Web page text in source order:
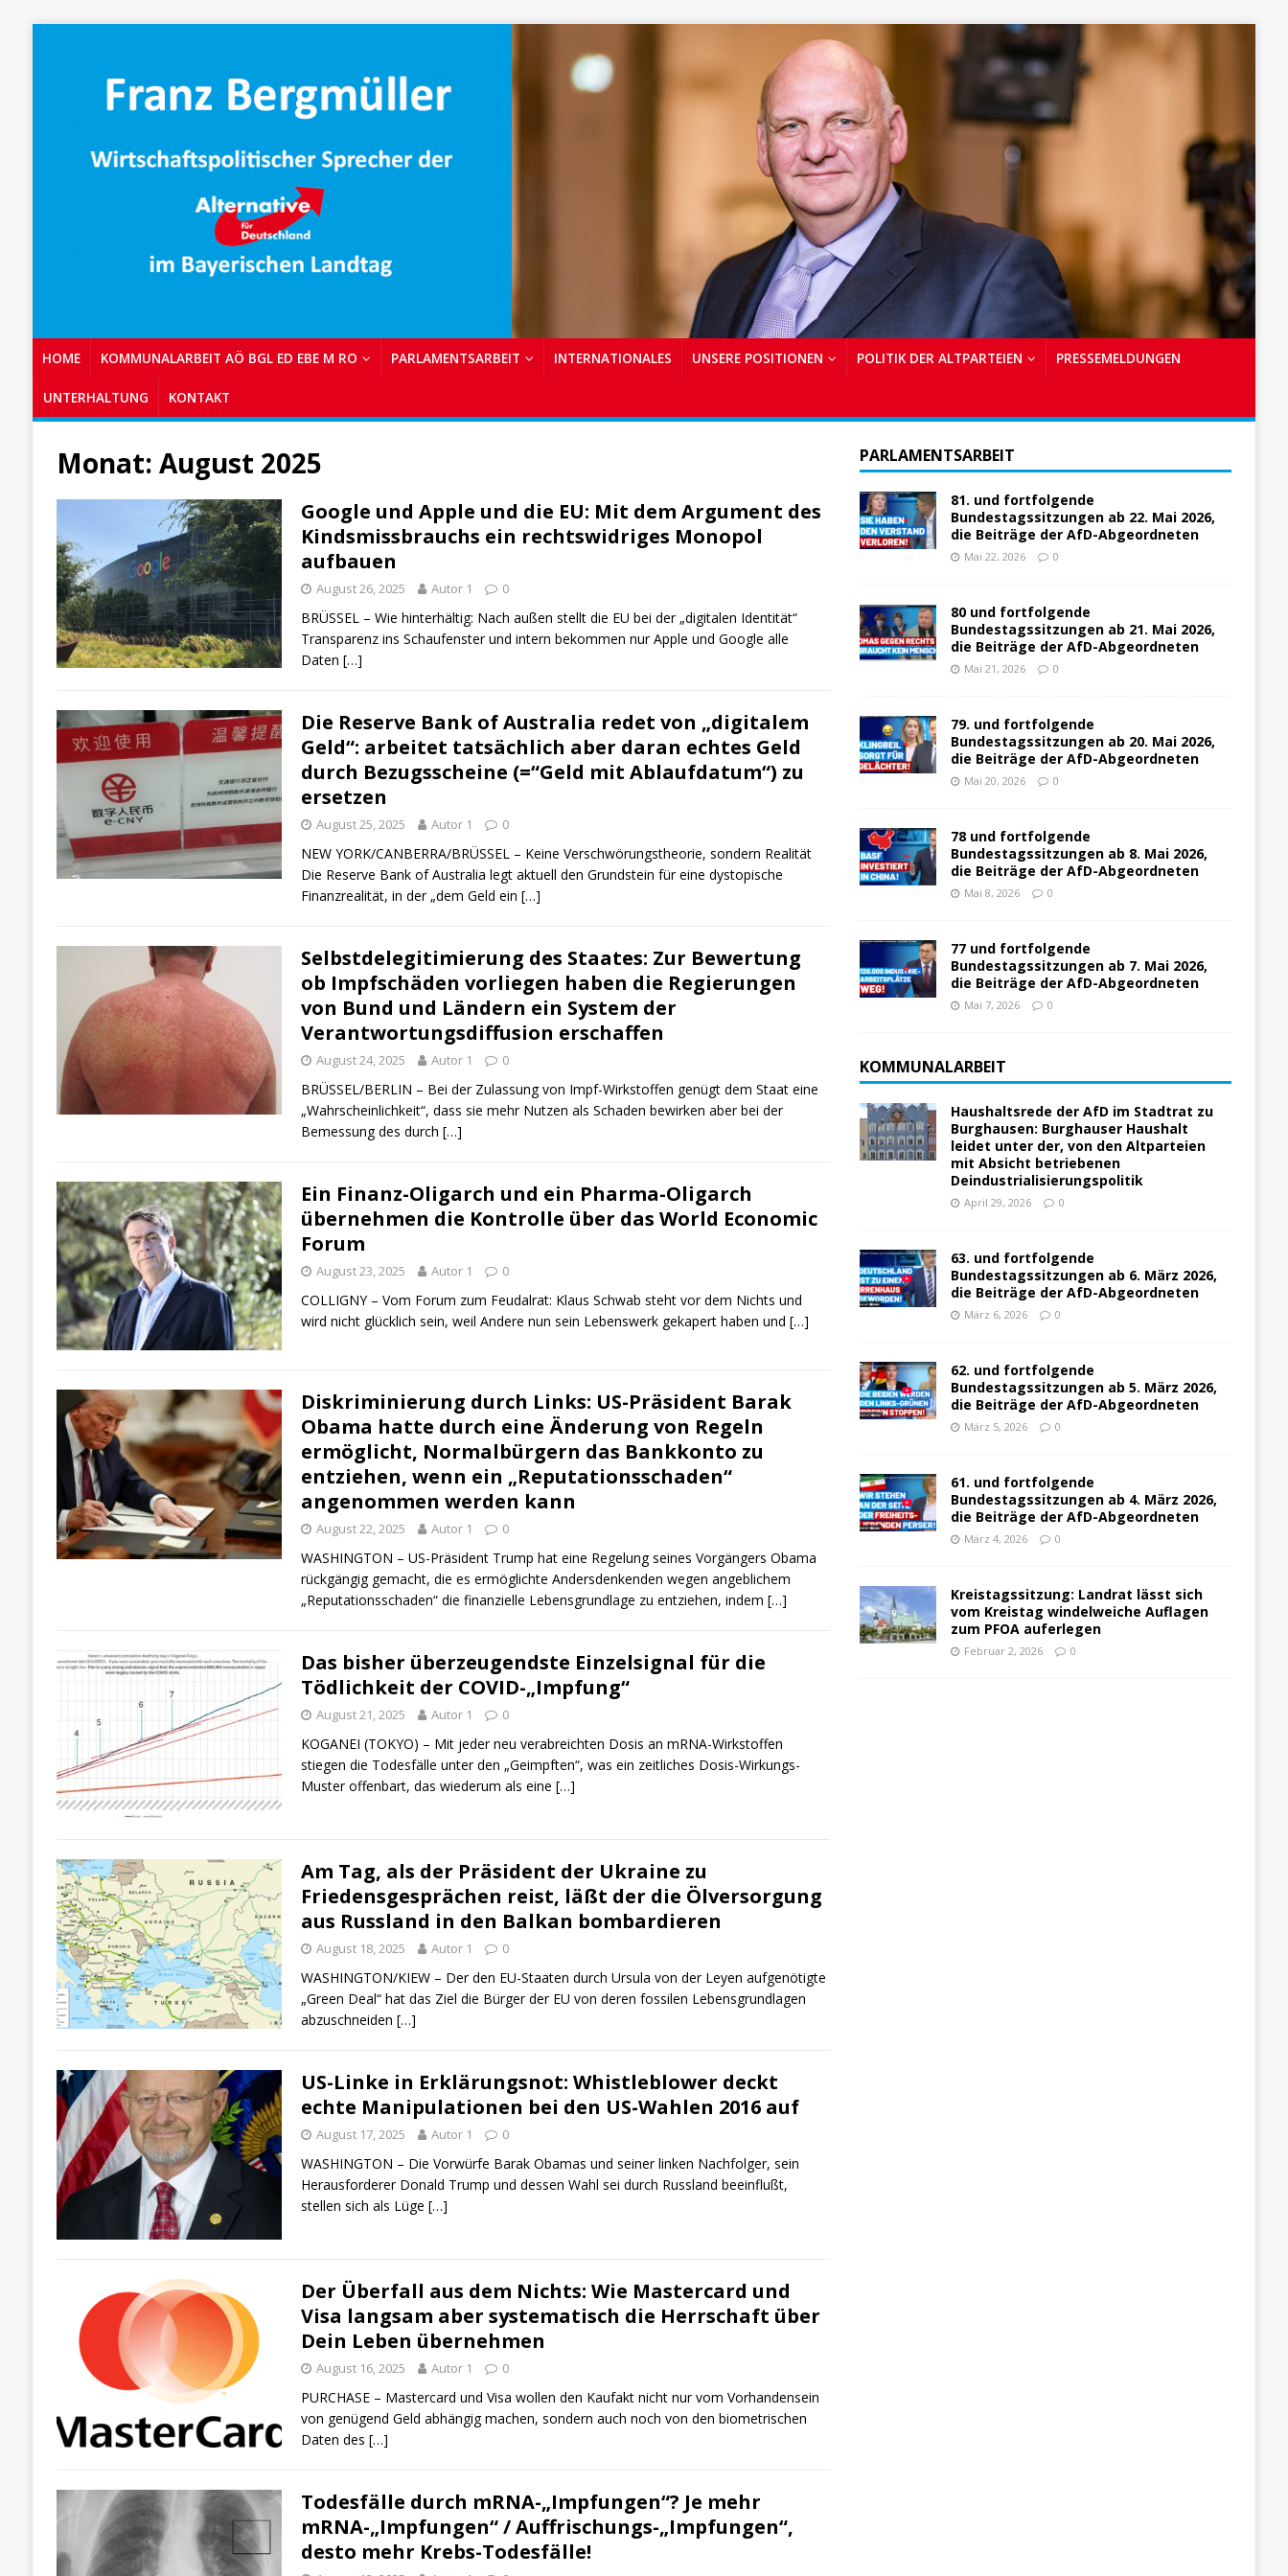
HOME KOMMUNALARBEIT AÖ BGL ED EBE M RO PARLAMENTSARBEIT INTERNATIONALES UNSERE POSITIONEN POLITIK DER ALTPARTEIEN PRESSEMELDUNGEN
UNTERHALTUNG KONTAKT
Monat: August 2025
Google und Apple und die EU: Mit dem Argument des
Kindsmissbrauchs ein rechtswidriges Monopol
aufbauen
August 26, 2025 Autor 1 0
BRÜSSEL – Wie hinterhältig: Nach außen stellt die EU bei der „digitalen Identität“
Transparenz ins Schaufenster und intern bekommen nur Apple und Google alle
Daten […]
Die Reserve Bank of Australia redet von „digitalem
Geld“: arbeitet tatsächlich aber daran echtes Geld
durch Bezugsscheine (=“Geld mit Ablaufdatum“) zu
ersetzen
August 25, 2025 Autor 1 0
NEW YORK/CANBERRA/BRÜSSEL – Keine Verschwörungstheorie, sondern Realität
Die Reserve Bank of Australia legt aktuell den Grundstein für eine dystopische
Finanzrealität, in der „dem Geld ein […]
Selbstdelegitimierung des Staates: Zur Bewertung
ob Impfschäden vorliegen haben die Regierungen
von Bund und Ländern ein System der
Verantwortungsdiffusion erschaffen
August 24, 2025 Autor 1 0
BRÜSSEL/BERLIN – Bei der Zulassung von Impf-Wirkstoffen genügt dem Staat eine
„Wahrscheinlichkeit“, dass sie mehr Nutzen als Schaden bewirken aber bei der
Bemessung des durch […]
Ein Finanz-Oligarch und ein Pharma-Oligarch
übernehmen die Kontrolle über das World Economic
Forum
August 23, 2025 Autor 1 0
COLLIGNY – Vom Forum zum Feudalrat: Klaus Schwab steht vor dem Nichts und
wird nicht glücklich sein, weil Andere nun sein Lebenswerk gekapert haben und […]
Diskriminierung durch Links: US-Präsident Barak
Obama hatte durch eine Änderung von Regeln
ermöglicht, Normalbürgern das Bankkonto zu
entziehen, wenn ein „Reputationsschaden“
angenommen werden kann
August 22, 2025 Autor 1 0
WASHINGTON – US-Präsident Trump hat eine Regelung seines Vorgängers Obama
rückgängig gemacht, die es ermöglichte Andersdenkenden wegen angeblichem
„Reputationsschaden“ die finanzielle Lebensgrundlage zu entziehen, indem […]
Das bisher überzeugendste Einzelsignal für die
Tödlichkeit der COVID-„Impfung“
August 21, 2025 Autor 1 0
KOGANEI (TOKYO) – Mit jeder neu verabreichten Dosis an mRNA-Wirkstoffen
stiegen die Todesfälle unter den „Geimpften“, was ein zeitliches Dosis-Wirkungs-
Muster offenbart, das wiederum als eine […]
Am Tag, als der Präsident der Ukraine zu
Friedensgesprächen reist, läßt der die Ölversorgung
aus Russland in den Balkan bombardieren
August 18, 2025 Autor 1 0
WASHINGTON/KIEW – Der den EU-Staaten durch Ursula von der Leyen aufgenötigte
„Green Deal“ hat das Ziel die Bürger der EU von deren fossilen Lebensgrundlagen
abzuschneiden […]
US-Linke in Erklärungsnot: Whistleblower deckt
echte Manipulationen bei den US-Wahlen 2016 auf
August 17, 2025 Autor 1 0
WASHINGTON – Die Vorwürfe Barak Obamas und seiner linken Nachfolger, sein
Herausforderer Donald Trump und dessen Wahl sei durch Russland beeinflußt,
stellen sich als Lüge […]
Der Überfall aus dem Nichts: Wie Mastercard und
Visa langsam aber systematisch die Herrschaft über
Dein Leben übernehmen
August 16, 2025 Autor 1 0
PURCHASE – Mastercard und Visa wollen den Kaufakt nicht nur vom Vorhandensein
von genügend Geld abhängig machen, sondern auch noch von den biometrischen
Daten des […]
Todesfälle durch mRNA-„Impfungen“? Je mehr
mRNA-„Impfungen“ / Auffrischungs-„Impfungen“,
desto mehr Krebs-Todesfälle!
PARLAMENTSARBEIT
81. und fortfolgende
Bundestagssitzungen ab 22. Mai 2026,
die Beiträge der AfD-Abgeordneten
Mai 22, 2026 0
80 und fortfolgende
Bundestagssitzungen ab 21. Mai 2026,
die Beiträge der AfD-Abgeordneten
Mai 21, 2026 0
79. und fortfolgende
Bundestagssitzungen ab 20. Mai 2026,
die Beiträge der AfD-Abgeordneten
Mai 20, 2026 0
78 und fortfolgende
Bundestagssitzungen ab 8. Mai 2026,
die Beiträge der AfD-Abgeordneten
Mai 8, 2026 0
77 und fortfolgende
Bundestagssitzungen ab 7. Mai 2026,
die Beiträge der AfD-Abgeordneten
Mai 7, 2026 0
KOMMUNALARBEIT
Haushaltsrede der AfD im Stadtrat zu
Burghausen: Burghauser Haushalt
leidet unter der, von den Altparteien
mit Absicht betriebenen
Deindustrialisierungspolitik
April 29, 2026 0
63. und fortfolgende
Bundestagssitzungen ab 6. März 2026,
die Beiträge der AfD-Abgeordneten
März 6, 2026 0
62. und fortfolgende
Bundestagssitzungen ab 5. März 2026,
die Beiträge der AfD-Abgeordneten
März 5, 2026 0
61. und fortfolgende
Bundestagssitzungen ab 4. März 2026,
die Beiträge der AfD-Abgeordneten
März 4, 2026 0
Kreistagssitzung: Landrat lässt sich
vom Kreistag windelweiche Auflagen
zum PFOA auferlegen
Februar 2, 2026 0